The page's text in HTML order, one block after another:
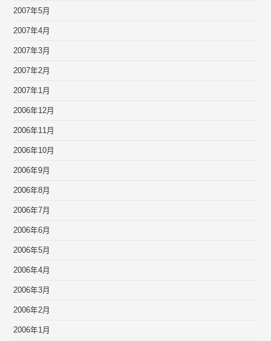
2007年5月
2007年4月
2007年3月
2007年2月
2007年1月
2006年12月
2006年11月
2006年10月
2006年9月
2006年8月
2006年7月
2006年6月
2006年5月
2006年4月
2006年3月
2006年2月
2006年1月